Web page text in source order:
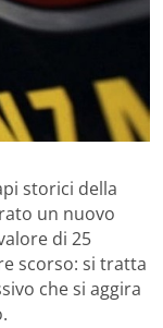
storici della
un nuovo
di 25
scorso: si tratta
che si aggira